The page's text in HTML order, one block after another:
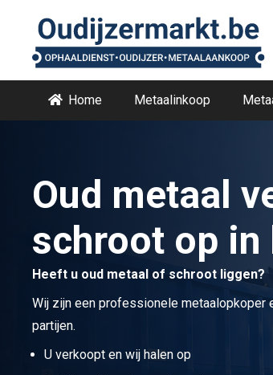
Home Metaalinkoop
Oud metaal
schroot op in
Heeft u oud metaal of schroot liggen?
Wij zijn een professionele metaalopkoper
partijen.
U verkoopt en wij halen op